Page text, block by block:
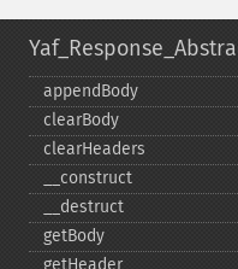
appendBody
clearBody
clearHeaders
_​_​construct
_​_​destruct
getBody
getHeader